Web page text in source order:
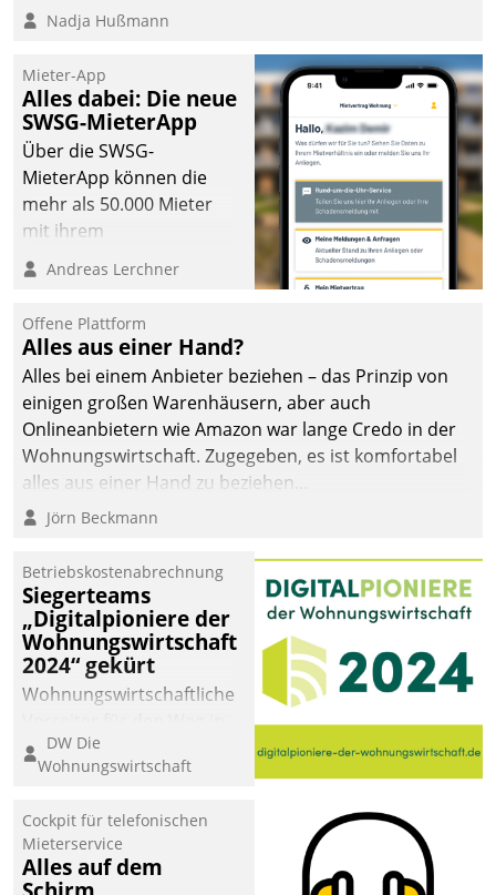
Nadja Hußmann
Mieter-App
Alles dabei: Die neue
SWSG-MieterApp
Über die SWSG-
MieterApp können die
mehr als 50.000 Mieter
mit ihrem
Wohnungsunternehmen
kommunizieren, auf dem
einsehen und ändern
oder
Schadensmeldungen
abgeben – rund um die
Uhr.
Andreas Lerchner
Offene Plattform
Alles aus einer Hand?
Alles bei einem Anbieter beziehen – das Prinzip von
einigen großen Warenhäusern, aber auch
Onlineanbietern wie Amazon war lange Credo in der
Wohnungswirtschaft. Zugegeben, es ist komfortabel
alles aus einer Hand zu beziehen...
Jörn Beckmann
Betriebskostenabrechnung
Siegerteams
„Digitalpioniere der
Wohnungswirtschaft
2024“ gekürt
Wohnungswirtschaftliche
eine digitale Zukunft zu
finden, ist das Ziel des
der
Wohnungswirtschaft“.
Bewerben können sich
DW Die
Wohnungswirtschaft
Cockpit für telefonischen
Mieterservice
Alles auf dem